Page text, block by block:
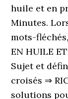
huile et en
Minutes.
mots-
EN HUILE
Sujet et
croisés ⇒
solutions